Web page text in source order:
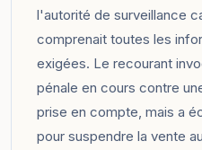
l'autorité de surveillance
comprenait toutes les
exigées. Le recourant
pénale en cours contre
prise en compte, mais a
pour suspendre la vente